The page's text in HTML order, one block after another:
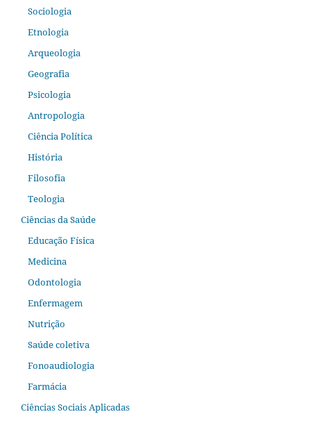
Sociologia
Etnologia
Arqueologia
Geografia
Psicologia
Antropologia
Ciência Política
História
Filosofia
Teologia
Ciências da Saúde
Educação Física
Medicina
Odontologia
Enfermagem
Nutrição
Saúde coletiva
Fonoaudiologia
Farmácia
Ciências Sociais Aplicadas